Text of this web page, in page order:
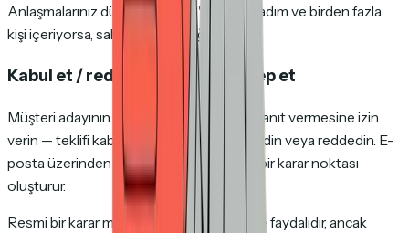
Anlaşmalarınız düzenli olarak 3'ten fazla adım ve birden fazla
kişi içeriyorsa, sahip olmaya değer.
Kabul et / reddet / değişiklik talep et
Müşteri adayının doğrudan oda içinden yanıt vermesine izin
verin — teklifi kabul edin, değişiklik talep edin veya reddedin. E-
posta üzerinden yanıt kovalamadan net bir karar noktası
oluşturur.
Resmi bir karar mekanizması istediğinizde faydalıdır, ancak